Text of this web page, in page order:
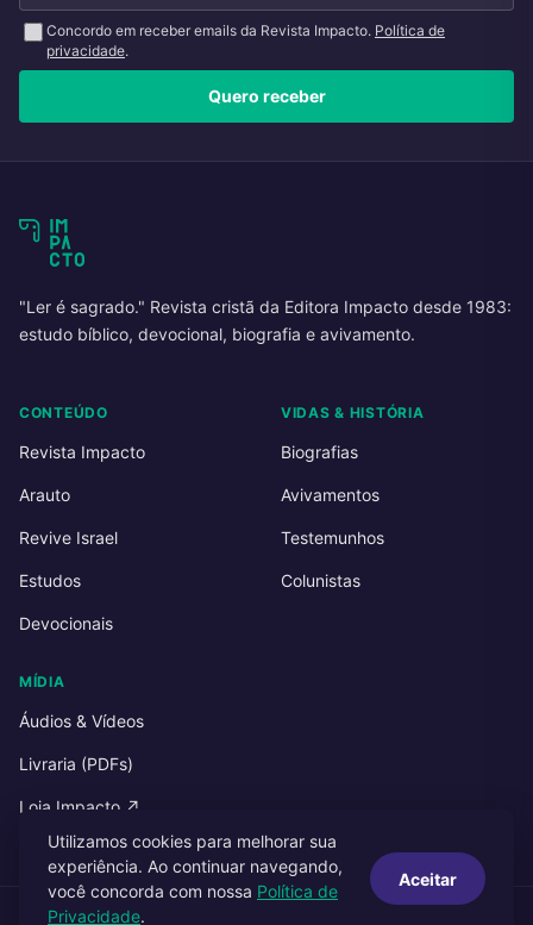
Concordo em receber emails da Revista Impacto. Política de
privacidade.
Quero receber
"Ler é sagrado." Revista cristã da Editora Impacto desde 1983:
estudo bíblico, devocional, biografia e avivamento.
CONTEÚDO
Revista Impacto
Arauto
Revive Israel
Estudos
Devocionais
VIDAS & HISTÓRIA
Biografias
Avivamentos
Testemunhos
Colunistas
MÍDIA
Áudios & Vídeos
Livraria (PDFs)
Loja Impacto ↗
© 2026 Impacto Publicações. Todos os direitos reservados.
Utilizamos cookies para melhorar sua
experiência. Ao continuar navegando,
você concorda com nossa Política de
Privacidade.
Aceitar